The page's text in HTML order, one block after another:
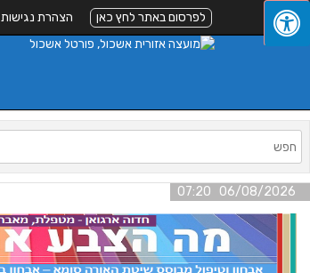
לפרסום באתר לחץ כאן הצהרת נגישות
06/08/2026 07:20